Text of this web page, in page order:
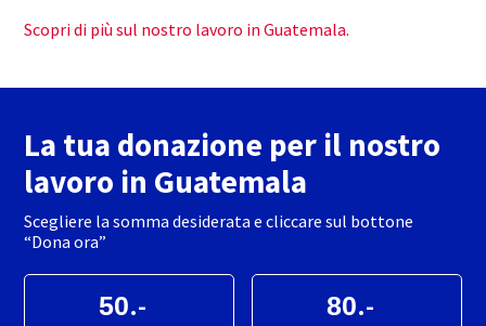
Scopri di più sul nostro lavoro in Guatemala.
La tua donazione per il nostro
lavoro in Guatemala
Scegliere la somma desiderata e cliccare sul bottone
“Dona ora”
.- .-